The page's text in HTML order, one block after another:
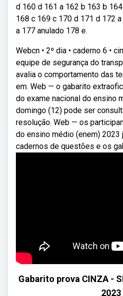
d 160 d 161 a 162 b 163 b
168 c 169 c 170 d 171 d 172
a 177 anulado 178 e.
Webcn • 2º dia • caderno 6 •
equipe de segurança do
avalia o comportamento das
em. Web — o gabarito
do exame nacional do ensino
domingo (12) pode ser
resolução. Web — os
do ensino médio (enem)
cadernos de questões e os
Gabarito prova CINZA -
2023